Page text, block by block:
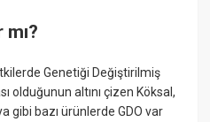
Genetiği Değiştirilmiş
olduğunun altını çizen Köksal,
gibi bazı ürünlerde GDO var